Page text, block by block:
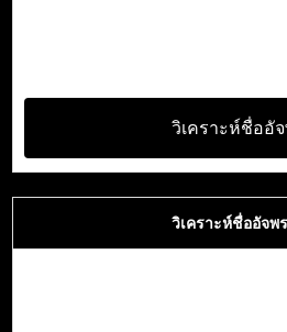
วิเคราะห์ชื่ออั
วิเคราะห์ชื่ออัจพ